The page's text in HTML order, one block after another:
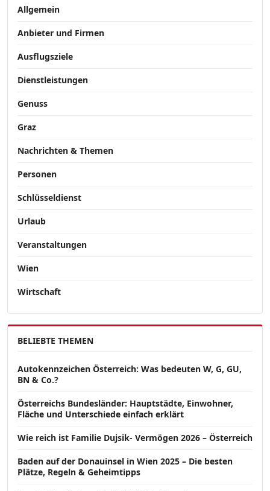
Allgemein
Anbieter und Firmen
Ausflugsziele
Dienstleistungen
Genuss
Graz
Nachrichten & Themen
Personen
Schlüsseldienst
Urlaub
Veranstaltungen
Wien
Wirtschaft
BELIEBTE THEMEN
Autokennzeichen Österreich: Was bedeuten W, G, GU,
BN & Co.?
Österreichs Bundesländer: Hauptstädte, Einwohner,
Fläche und Unterschiede einfach erklärt
Wie reich ist Familie Dujsik- Vermögen 2026 – Österreich
Baden auf der Donauinsel in Wien 2025 – Die besten
Plätze, Regeln & Geheimtipps